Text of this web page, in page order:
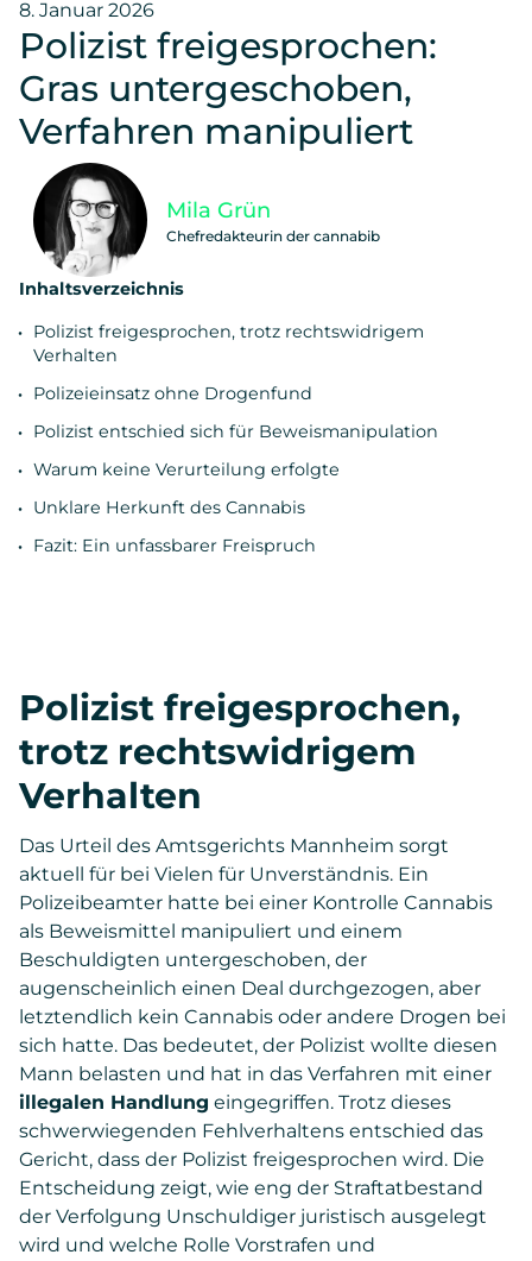
8. Januar 2026
Polizist freigesprochen:
Gras untergeschoben,
Verfahren manipuliert
Inhaltsverzeichnis
Polizist freigesprochen, trotz rechtswidrigem
Verhalten
Polizeieinsatz ohne Drogenfund
Polizist entschied sich für Beweismanipulation
Warum keine Verurteilung erfolgte
Unklare Herkunft des Cannabis
Fazit: Ein unfassbarer Freispruch
Mila Grün
Chefredakteurin der cannabib
Polizist freigesprochen,
trotz rechtswidrigem
Verhalten
Das Urteil des Amtsgerichts Mannheim sorgt
aktuell für bei Vielen für Unverständnis. Ein
Polizeibeamter hatte bei einer Kontrolle Cannabis
als Beweismittel manipuliert und einem
Beschuldigten untergeschoben, der
augenscheinlich einen Deal durchgezogen, aber
letztendlich kein Cannabis oder andere Drogen bei
sich hatte. Das bedeutet, der Polizist wollte diesen
Mann belasten und hat in das Verfahren mit einer
illegalen Handlung eingegriffen. Trotz dieses
schwerwiegenden Fehlverhaltens entschied das
Gericht, dass der Polizist freigesprochen wird. Die
Entscheidung zeigt, wie eng der Straftatbestand
der Verfolgung Unschuldiger juristisch ausgelegt
wird und welche Rolle Vorstrafen und